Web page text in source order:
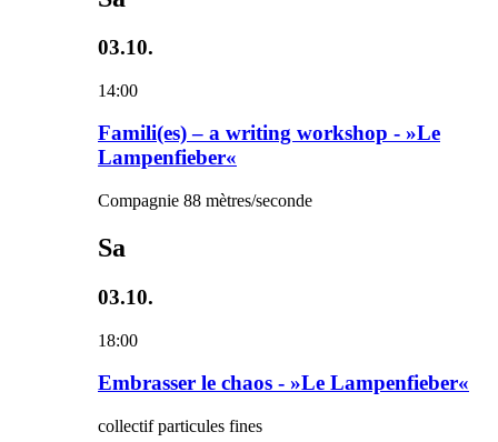
03.10.
14:00
Famili(es) – a writing workshop - »Le
Lampenfieber«
Compagnie 88 mètres/seconde
Sa
03.10.
18:00
Embrasser le chaos - »Le Lampenfieber«
collectif particules fines